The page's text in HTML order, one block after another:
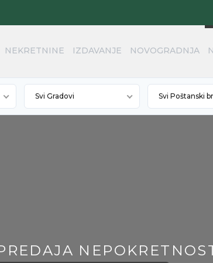
NEKRETNINE IZDAVANJE NOVOGRADNJA
Svi Gradovi Svi Poštanski